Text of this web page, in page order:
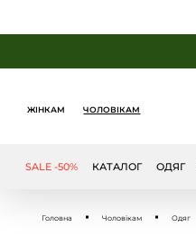
ЖІНКАМ ЧОЛОВІКАМ
SALE -50% КАТАЛОГ ОДЯГ
Головна Чоловікам Одяг